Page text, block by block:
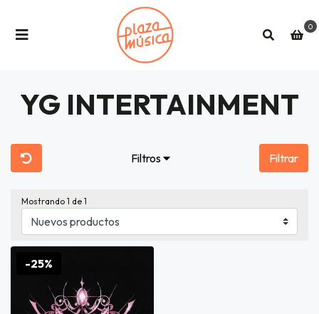
0
YG INTERTAINMENT
Filtros Filtrar
Mostrando 1 de 1
-25%